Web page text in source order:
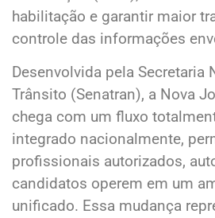
habilitação e garantir maior
controle das informações
Desenvolvida pela Secretaria
Trânsito (Senatran), a Nova
chega com um fluxo
integrado nacionalmente,
profissionais autorizados,
candidatos operem em um
unificado. Essa mudança